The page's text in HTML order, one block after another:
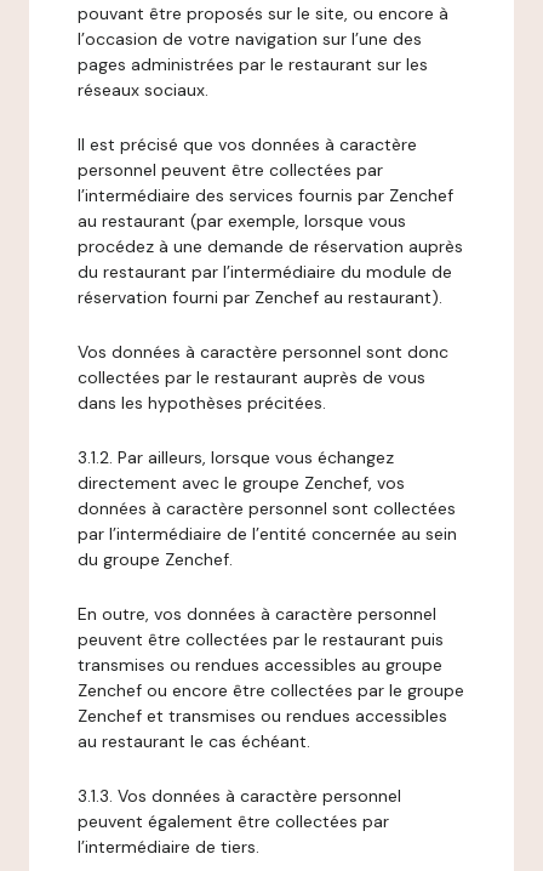
pouvant être proposés sur le site, ou encore à
l’occasion de votre navigation sur l’une des
pages administrées par le restaurant sur les
réseaux sociaux.
Il est précisé que vos données à caractère
personnel peuvent être collectées par
l’intermédiaire des services fournis par Zenchef
au restaurant (par exemple, lorsque vous
procédez à une demande de réservation auprès
du restaurant par l’intermédiaire du module de
réservation fourni par Zenchef au restaurant).
Vos données à caractère personnel sont donc
collectées par le restaurant auprès de vous
dans les hypothèses précitées.
3.1.2. Par ailleurs, lorsque vous échangez
directement avec le groupe Zenchef, vos
données à caractère personnel sont collectées
par l’intermédiaire de l’entité concernée au sein
du groupe Zenchef.
En outre, vos données à caractère personnel
peuvent être collectées par le restaurant puis
transmises ou rendues accessibles au groupe
Zenchef ou encore être collectées par le groupe
Zenchef et transmises ou rendues accessibles
au restaurant le cas échéant.
3.1.3. Vos données à caractère personnel
peuvent également être collectées par
l’intermédiaire de tiers.